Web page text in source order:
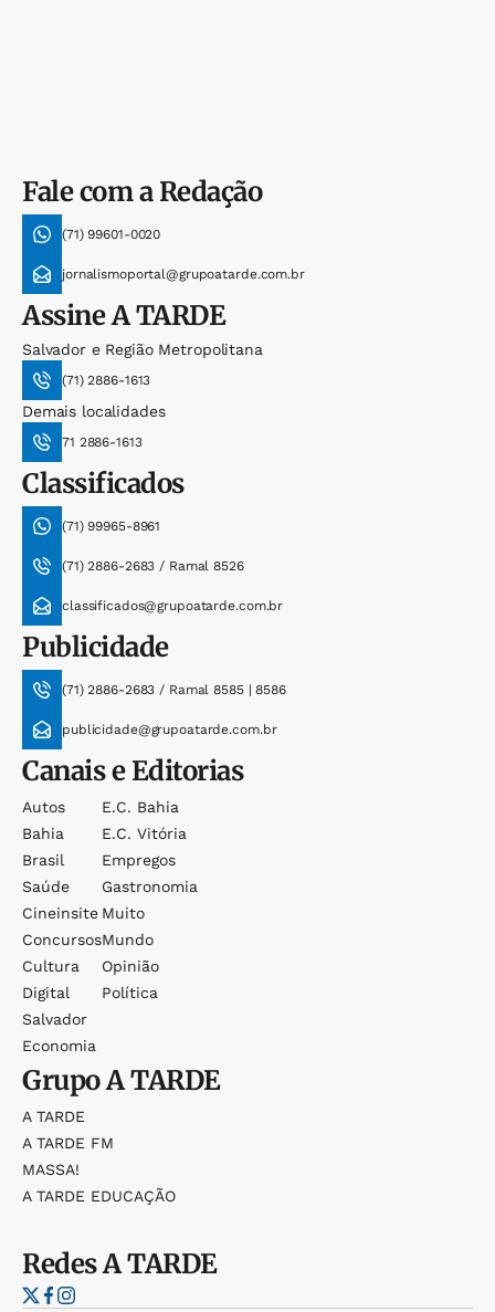
Fale com a Redação
(71) 99601-0020
jornalismoportal@grupoatarde.com.br
AssineA TARDE
Salvador e Região Metropolitana
(71) 2886-1613
Demais localidades
71 2886-1613
Classificados
(71) 99965-8961
(71) 2886-2683 / Ramal 8526
classificados@grupoatarde.com.br
Publicidade
(71) 2886-2683 / Ramal 8585 | 8586
publicidade@grupoatarde.com.br
Canais e Editorias
Autos
Bahia
Brasil
Saúde
Cineinsite
Concursos
Cultura
Digital
Salvador
Economia
E.c. Bahia
E.c. Vitória
Empregos
Gastronomia
Muito
Mundo
Opinião
Política
GrupoA TARDE
A TARDE
A TARDE FM
MASSA!
A TARDE EDUCAÇÃO
RedesA TARDE